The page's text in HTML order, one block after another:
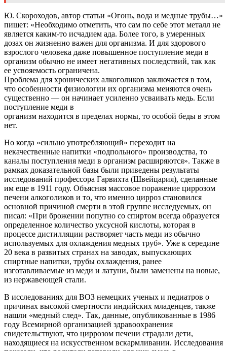
Ю. Скороходов, автор статьи «Огонь, вода и медные трубы…»
пишет: «Необходимо отметить, что сам по себе этот металл не
является каким-то исчадием ада. Более того, в умеренных
дозах он жизненно важен для организма. И для здорового
взрослого человека даже повышенное поступление меди в
организм обычно не имеет негативных последствий, так как
ее усвояемость ограничена.
Проблема для хронических алкоголиков заключается в том,
что особенности физиологии их организма меняются очень
существенно — он начинает усиленно усваивать медь. Если
поступление меди в
организм находится в пределах нормы, то особой беды в этом
нет.
Но когда «сильно употребляющий» переходит на
некачественные напитки «подпольного» производства, то
каналы поступления меди в организм расширяются». Также в
рамках доказательной базы были приведены результаты
исследований профессора Гарвихта (Швейцария), сделанные
им еще в 1911 году. Объясняя массовое поражение циррозом
печени алкоголиков и то, что именно цирроз становился
основной причиной смерти в этой группе исследуемых, он
писал: «При брожении попутно со спиртом всегда образуется
определенное количество уксусной кислоты, которая в
процессе дистилляции растворяет часть меди из обычно
используемых для охлаждения медных труб». Уже к середине
20 века в развитых странах на заводах, выпускающих
спиртные напитки, трубы охлаждения, ранее
изготавливаемые из меди и латуни, были заменены на новые,
из нержавеющей стали.
В исследованиях для ВОЗ немецких ученых и педиатров о
причинах высокой смертности индийских младенцев, также
нашли «медный след». Так, данные, опубликованные в 1986
году Всемирной организацией здравоохранения
свидетельствуют, что циррозом печени страдали дети,
находящиеся на искусственном вскармливании. Исследования